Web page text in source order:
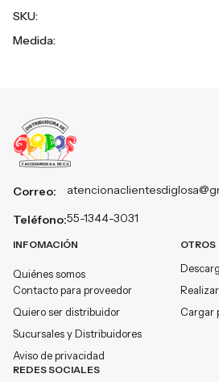
SKU:
Medida:
Correo:
Teléfono:55-1344-3031
INFOMACIÓN
Quiénes somos
Contacto para proveedor
Quiero ser distribuidor
Sucursales y Distribuidores
Aviso de privacidad
OTROS
Cargar
REDES SOCIALES